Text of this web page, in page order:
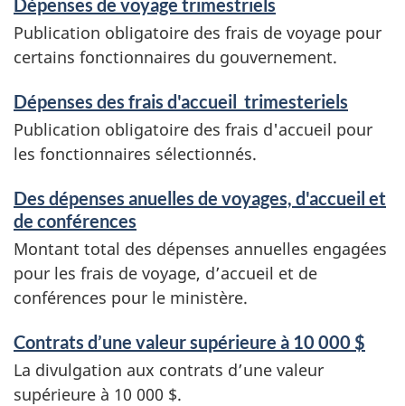
Publication obligatoire des frais de voyage pour
certains fonctionnaires du gouvernement.
Dépenses des frais d'accueil trimesteriels
Publication obligatoire des frais d'accueil pour
les fonctionnaires sélectionnés.
Des dépenses anuelles de voyages, d'accueil et
de conférences
Montant total des dépenses annuelles engagées
pour les frais de voyage, d’accueil et de
conférences pour le ministère.
Contrats d’une valeur supérieure à 10 000 $
La divulgation aux contrats d’une valeur
supérieure à 10 000 $.